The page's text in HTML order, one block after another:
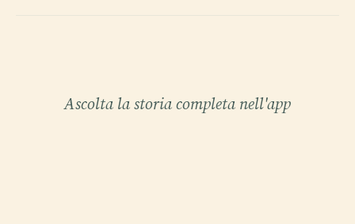
Ascolta la storia completa nell'app